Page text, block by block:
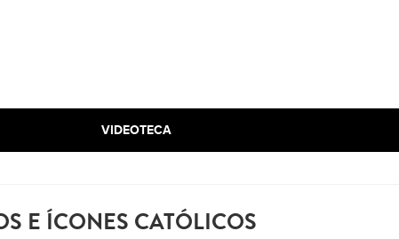
VIDEOTECA
E ÍCONES CATÓLICOS